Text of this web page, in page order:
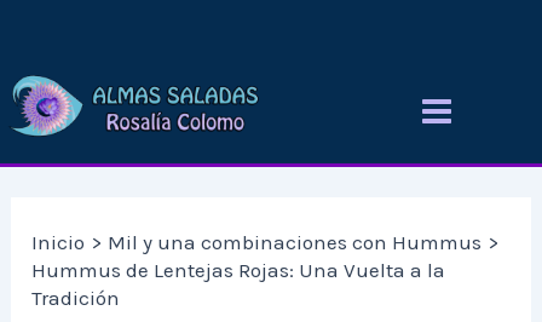
contenido
Inicio
Mil y una combinaciones con Hummus
Hummus de Lentejas Rojas: Una Vuelta a la
Tradición